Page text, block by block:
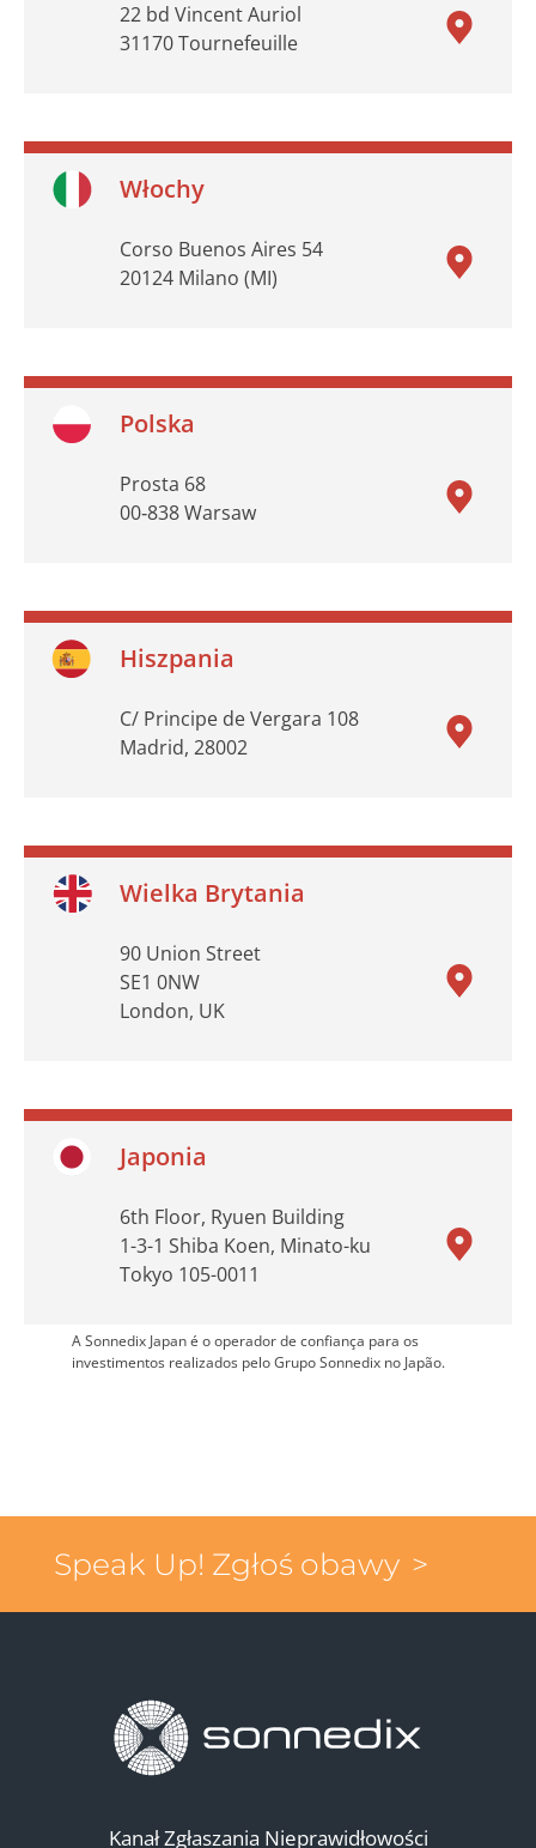
22 bd Vincent Auriol
31170 Tournefeuille
Włochy
Corso Buenos Aires 54
20124 Milano (MI)
Polska
Prosta 68
00‑838 Warsaw
Hiszpania
C/ Principe de Vergara 108
Madrid, 28002
Wielka Brytania
90 Union Street
SE1 0NW
London, UK
Japonia
6th Floor, Ryuen Building
1-3-1 Shiba Koen, Minato-ku
Tokyo 105-0011
A Sonnedix Japan é o operador de confiança para os
investimentos realizados pelo Grupo Sonnedix no Japão.
Speak Up! Zgłoś obawy
Kanał Zgłaszania Nieprawidłowości